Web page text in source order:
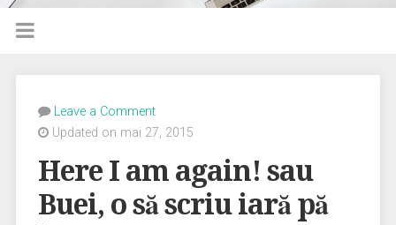
Leave a Comment
Updated on mai 27, 2015
Here I am again! sau
Buei, o să scriu iară pă